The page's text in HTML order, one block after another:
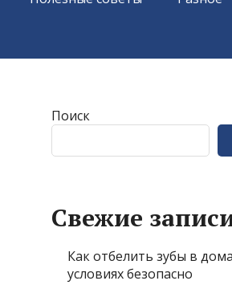
Поиск
Свежие
Как отбелить зубы в
условиях безопасно